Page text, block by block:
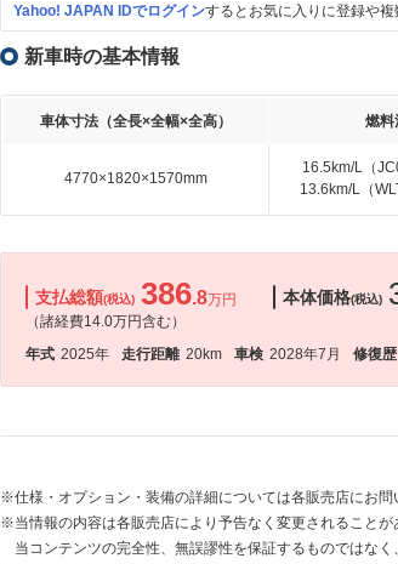
Yahoo! JAPAN IDでログインするとお気に入りに登録や複
新車時の基本情報
車体寸法（全長×全幅×全高） 燃料
4770×1820×1570mm
16.5km/L（
13.6km/L（
支払総額(税込) 386.8万円
（諸経費14.0万円含む）
本体価格(税込)
年式 2025年 走行距離 20km 車検 2028年7月 修復歴
※仕様・オプション・装備の詳細については各販売店にお問
※当情報の内容は各販売店により予告なく変更されること
当コンテンツの完全性、無誤謬性を保証するものではな